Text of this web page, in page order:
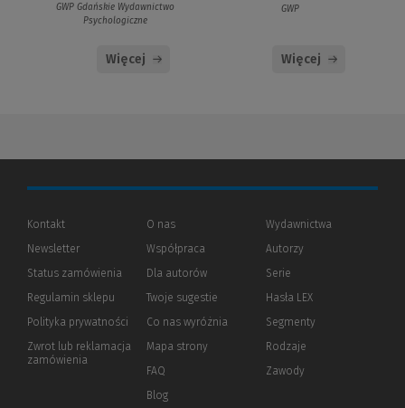
GWP Gdańskie Wydawnictwo
Psychologiczne
Więcej
GWP
Więcej
Kontakt
Newsletter
Status zamówienia
Regulamin sklepu
Polityka prywatności (Nowe
(Link
innej
Zwrot lub reklamacja
zamówienia
O nas
Współpraca
Dla autorów(Nowe
(Link
innej
strony)
Twoje sugestie
Co nas wyróżnia
Mapa strony
FAQ
Blog
Wydawnictwa
Autorzy
Serie
Hasła LEX
Segmenty
Rodzaje
Zawody